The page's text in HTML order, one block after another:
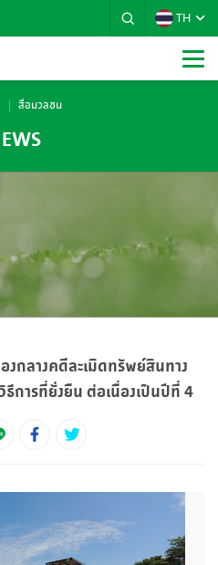
TH
สื่อมวลชน
งกลางคดีละเมิดทรัพย์สินทาง
ารที่ยั่งยืน ต่อเนื่องเป็นปีที่ 4